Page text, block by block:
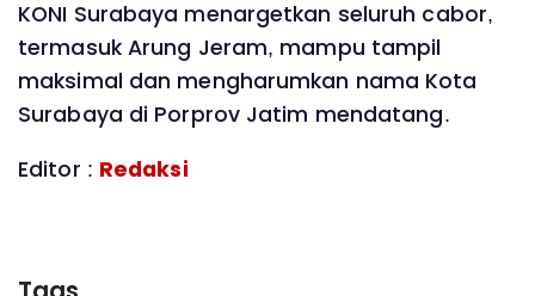
KONI Surabaya menargetkan seluruh cabor,
termasuk Arung Jeram, mampu tampil
maksimal dan mengharumkan nama Kota
Surabaya di Porprov Jatim mendatang.
Editor : Redaksi